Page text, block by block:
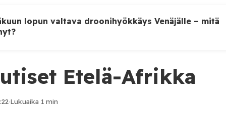
lopun valtava droonihyökkäys Venäjälle – mitä
Etelä-Afrikka
·Lukuaika 1 min